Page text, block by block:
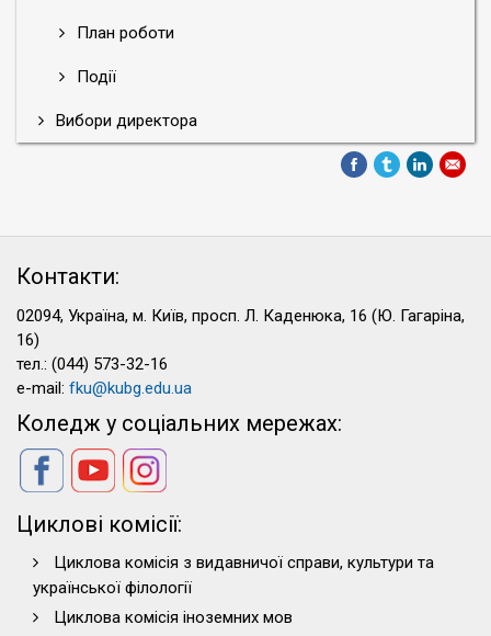
План роботи
Події
Вибори директора
Контакти:
02094, Україна, м. Київ, просп. Л. Каденюка, 16 (Ю. Гагаріна,
16)
тел.: (044) 573-32-16
e-mail: fku@kubg.edu.ua
Коледж у соціальних мережах:
Циклові комісії:
Циклова комісія з видавничої справи, культури та
української філології
Циклова комісія іноземних мов